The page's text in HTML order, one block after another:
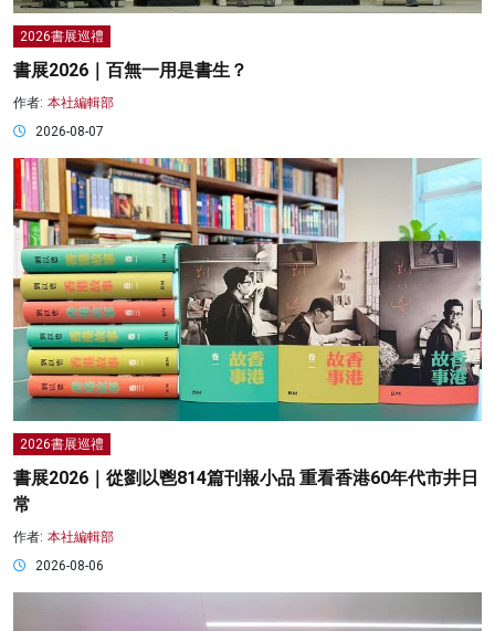
2026書展巡禮
書展2026｜百無一用是書生？
作者: 本社編輯部
2026-08-07
2026書展巡禮
書展2026｜從劉以鬯814篇刊報小品 重看香港60年代市井日
常
作者: 本社編輯部
2026-08-06